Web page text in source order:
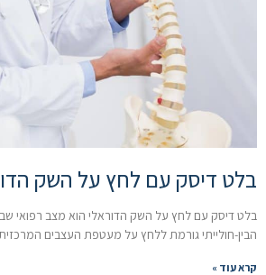
בלט דיסק עם לחץ על השק
בלט דיסק עם לחץ על השק הדוראלי הוא מצב רפואי
הבין-חולייתי גורמת ללחץ על מעטפת העצבים
קרא עוד »